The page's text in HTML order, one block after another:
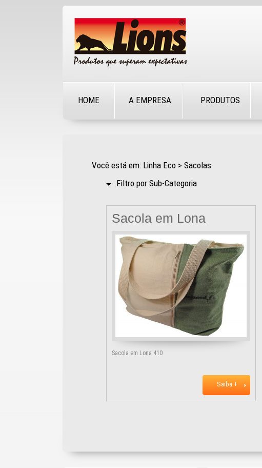
HOME A EMPRESA PRODUTOS
Você está em: Linha Eco > Sacolas
Filtro por Sub-Categoria
Sacola em Lona
Sacola em Lona 410
Saiba +